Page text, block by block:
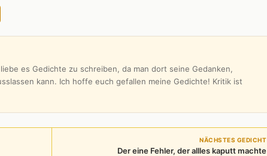
es Gedichte zu schreiben, da man dort seine Gedanken,
kann. Ich hoffe euch gefallen meine Gedichte! Kritik ist
NÄCHSTES GEDICHT
Der eine Fehler, der allles kaputt machte